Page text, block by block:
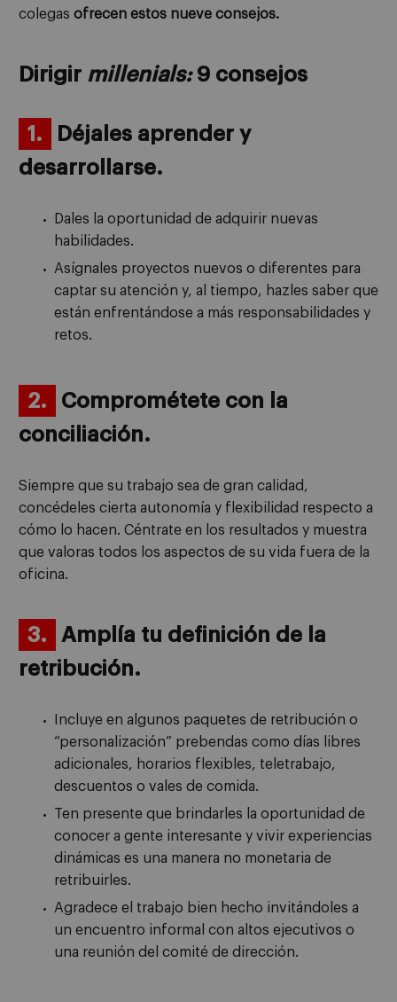
colegas ofrecen estos nueve consejos.
Dirigir millenials: 9 consejos
1.
Déjales aprender y
desarrollarse.
Dales la oportunidad de adquirir nuevas
habilidades.
Asígnales proyectos nuevos o diferentes para
captar su atención y, al tiempo, hazles saber que
están enfrentándose a más responsabilidades y
retos.
2.
Comprométete con la
conciliación.
Siempre que su trabajo sea de gran calidad,
concédeles cierta autonomía y flexibilidad respecto a
cómo lo hacen. Céntrate en los resultados y muestra
que valoras todos los aspectos de su vida fuera de la
oficina.
3.
Amplía tu definición de la
retribución.
Incluye en algunos paquetes de retribución o
“personalización” prebendas como días libres
adicionales, horarios flexibles, teletrabajo,
descuentos o vales de comida.
Ten presente que brindarles la oportunidad de
conocer a gente interesante y vivir experiencias
dinámicas es una manera no monetaria de
retribuirles.
Agradece el trabajo bien hecho invitándoles a
un encuentro informal con altos ejecutivos o
una reunión del comité de dirección.